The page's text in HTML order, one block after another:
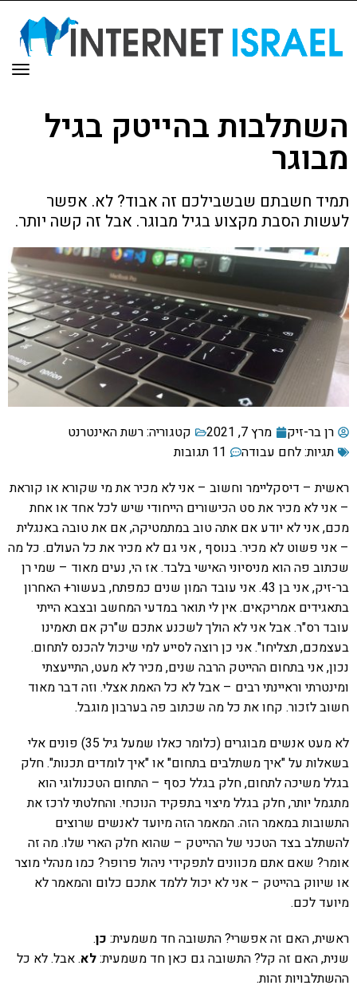
השתלבות בהייטק בגיל
מבוגר
תמיד חשבתם שבשבילכם זה אבוד? לא. אפשר
לעשות הסבת מקצוע בגיל מבוגר. אבל זה קשה יותר.
רן בר-זיק מרץ 7, 2021 קטגוריה:רשת האינטרנט
תגיות:לחם עבודה
11 תגובות
ראשית – דיסקליימר וחשוב – אני לא מכיר את מי שקורא או קוראת
– אני לא מכיר את סט הכישורים הייחודי שיש לכל אחד או אחת
מכם, אני לא יודע אם אתה טוב במתמטיקה, אם את טובה באנגלית
– אני פשוט לא מכיר. בנוסף , אני גם לא מכיר את כל העולם. כל מה
שכתוב פה הוא מניסיוני האישי בלבד. אז הי, נעים מאוד – שמי רן
בר-זיק, אני בן 43. אני עובד המון שנים כמפתח, בעשור+ האחרון
בתאגידים אמריקאים. אין לי תואר במדעי המחשב ובצבא הייתי
עובד רס"ר. אבל אני לא הולך לשכנע אתכם ש"רק אם תאמינו
בעצמכם, תצליחו". אני כן רוצה לסייע למי שיכול להכנס לתחום.
נכון, אני בתחום ההייטק הרבה שנים, מכיר לא מעט, התייעצתי
ומינטרתי וראיינתי רבים – אבל לא כל האמת אצלי. וזה דבר מאוד
חשוב לזכור. קחו את כל מה שכתוב פה בערבון מוגבל.
לא מעט אנשים מבוגרים (כלומר כאלו שמעל גיל 35) פונים אלי
בשאלות על "איך משתלבים בתחום" או "איך לומדים תכנות". חלק
בגלל משיכה לתחום, חלק בגלל כסף – התחום הטכנולוגי הוא
מתגמל יותר, חלק בגלל מיצוי בתפקיד הנוכחי. והחלטתי לרכז את
התשובות במאמר הזה. המאמר הזה מיועד לאנשים שרוצים
להשתלב בצד הטכני של ההייטק – שהוא חלק הארי שלו. מה זה
אומר? שאם אתם מכוונים לתפקידי ניהול פרופר? כמו מנהלי מוצר
או שיווק בהייטק – אני לא יכול ללמד אתכם כלום והמאמר לא
מיועד לכם.
ראשית, האם זה אפשרי? התשובה חד משמעית: כן.
שנית, האם זה קל? התשובה גם כאן חד משמעית:לא. אבל. לא כל
ההשתלבויות זהות.